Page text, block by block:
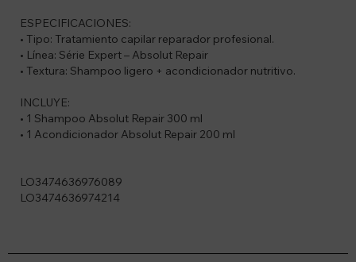
ESPECIFICACIONES:
• Tipo: Tratamiento capilar reparador profesional.
• Línea: Série Expert – Absolut Repair
• Textura: Shampoo ligero + acondicionador nutritivo.
INCLUYE:
• 1 Shampoo Absolut Repair 300 ml
• 1 Acondicionador Absolut Repair 200 ml
LO3474636976089
LO3474636974214